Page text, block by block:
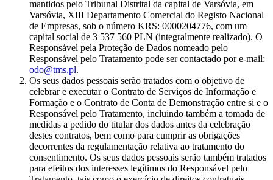
mantidos pelo Tribunal Distrital da capital de Varsóvia, em
Varsóvia, XIII Departamento Comercial do Registo Nacional
de Empresas, sob o número KRS: 0000204776, com um
capital social de 3 537 560 PLN (integralmente realizado). O
Responsável pela Proteção de Dados nomeado pelo
Responsável pelo Tratamento pode ser contactado por e-mail:
odo@tms.pl.
Os seus dados pessoais serão tratados com o objetivo de
celebrar e executar o Contrato de Serviços de Informação e
Formação e o Contrato de Conta de Demonstração entre si e o
Responsável pelo Tratamento, incluindo também a tomada de
medidas a pedido do titular dos dados antes da celebração
destes contratos, bem como para cumprir as obrigações
decorrentes da regulamentação relativa ao tratamento do
consentimento. Os seus dados pessoais serão também tratados
para efeitos dos interesses legítimos do Responsável pelo